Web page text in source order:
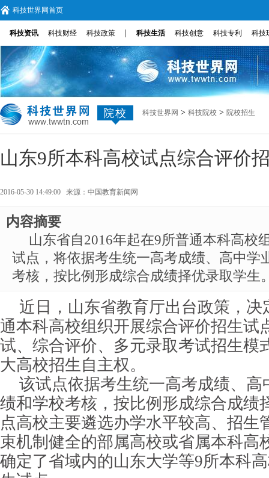
科技世界网首页
科技资讯 科技财经 科技政策 科技生活 科技创意 科技专利 科技
院校 科技世界网 > 科技院校 > 院校招生
山东9所本科高校试点综合评价
2016-05-30 14:49:00 来源： 中国教育新闻网
内容摘要
山东省自2016年起在9所普通本科高校
试点，将依据考生统一高考成绩、高中学
考核，按比例形成综合成绩择优录取学生
近日，山东省教育厅出台政策，决
通本科高校组织开展综合评价招生试
试、综合评价、多元录取考试招生模
大高校招生自主权。
该试点依据考生统一高考成绩、高
绩和学校考核，按比例形成综合成绩
点高校主要遴选办学水平较高、招生
束机制健全的部属高校或省属本科高
确定了省域内的山东大学等9所本科